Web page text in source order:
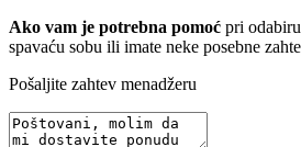
Ako vam je potrebna pomoć pri
spavaću sobu ili imate neke posebne
Pošaljite zahtev menadžeru